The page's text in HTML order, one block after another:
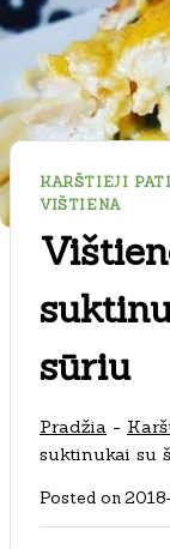
KARŠTIEJI
VIŠTIENA
sūriu
Pradžia -
suktinukai su
Posted on